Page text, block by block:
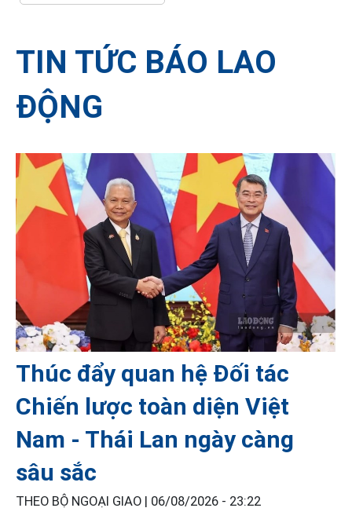
TIN TỨC BÁO LAO
ĐỘNG
Thúc đẩy quan hệ Đối tác
Chiến lược toàn diện Việt
Nam - Thái Lan ngày càng
sâu sắc
THEO BỘ NGOẠI GIAO | 06/08/2026 - 23:22